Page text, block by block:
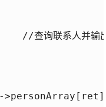
联系人并输出相